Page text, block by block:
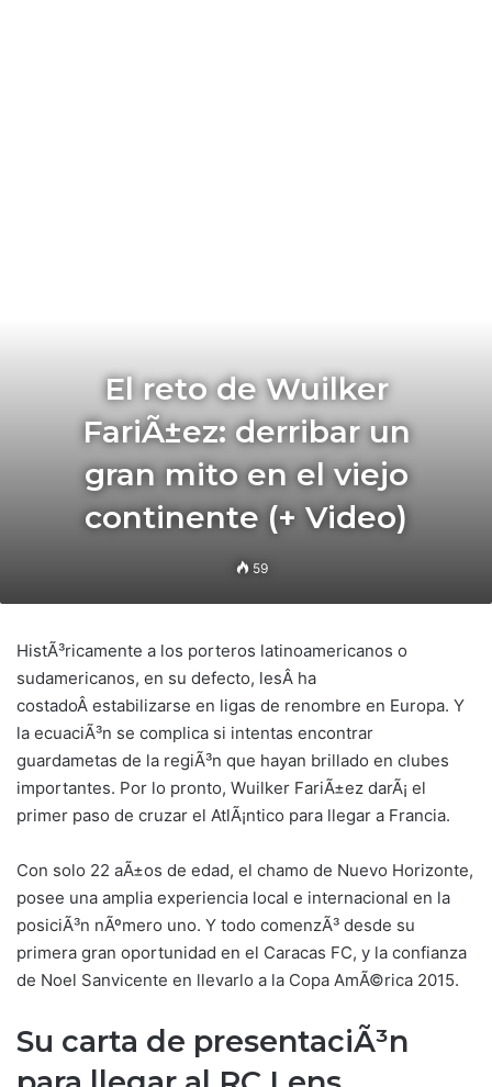
El reto de Wuilker
FariÃ±ez: derribar un
gran mito en el viejo
continente (+ Video)
59
HistÃ³ricamente a los porteros latinoamericanos o
sudamericanos, en su defecto, lesÂ ha
costadoÂ estabilizarse en ligas de renombre en Europa. Y
la ecuaciÃ³n se complica si intentas encontrar
guardametas de la regiÃ³n que hayan brillado en clubes
importantes. Por lo pronto, Wuilker FariÃ±ez darÃ¡ el
primer paso de cruzar el AtlÃ¡ntico para llegar a Francia.
Con solo 22 aÃ±os de edad, el chamo de Nuevo Horizonte,
posee una amplia experiencia local e internacional en la
posiciÃ³n nÃºmero uno. Y todo comenzÃ³ desde su
primera gran oportunidad en el Caracas FC, y la confianza
de Noel Sanvicente en llevarlo a la Copa AmÃ©rica 2015.
Su carta de presentaciÃ³n